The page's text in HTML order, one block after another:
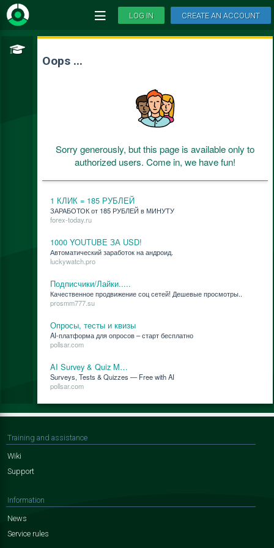
LOG IN CREATE AN ACCOUNT
Oops ...
Sorry generously, but this page is available only to
authorized users. Come in, we have fun!
1 КЛИК = 185 РУБЛЕЙ
ЗАРАБОТОК от 185 РУБЛЕЙ в МИНУТУ
forex-today.ru
1000 YOUTUBE ЗА USD!
Ав­то­ма­ти­че­ский за­ра­бо­ток на ан­дро­ид.
luckywatch.pro
Подписчики/Лайки.....
Ка­че­ствен­ное про­дви­же­ние соц се­тей! Де­ше­вые про­смот­ры..
prosmm777.su
Опросы, тесты и квизы
AI-плат­фор­ма для опро­сов – старт бес­плат­но
pollsar.com
AI Survey & Quiz M…
Surveys, Tests & Quizzes — Free with AI
pollsar.com
Training and assistance
Wiki
Support
Information
News
Service rules